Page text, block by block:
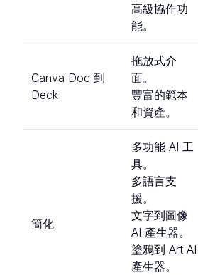
高級協作功
能。
Canva Doc 到
Deck
拖放式介
面。
豐富的範本
和資產。
簡化
多功能 AI 工
具。
多語言支
援。
文字到圖像
AI 產生器。
塗鴉到 Art AI
產生器。